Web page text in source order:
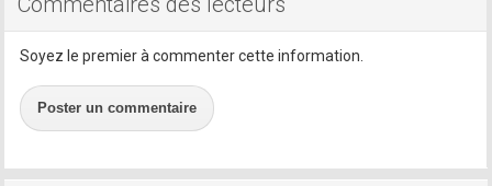
Soyez le premier à commenter cette information.
Poster un commentaire